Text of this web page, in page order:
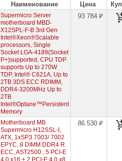
Наименование Цена
Supermicro Server
motherboard MBD-
X12SPL-F-B 3rd Gen
Intel®Xeon®Scalable
processors, Single
Socket LGA-4189(Socket
P+)supported, CPU TDP
supports Up to 270W
TDP, Intel® C621A, Up to
2TB 3DS ECC RDIMM,
DDR4-3200MHz Up to
2TB
Intel®Optane™Persistent
Memory
93 784 ₽
Motherboard MB
Supermicro H12SSL-I,
ATX, 1xSP3 7003/ 7002
EPYC, 8 DIMM DDR4 R
ECC, AST2500 , 5 PCI-E
4.0 x16 + 2 PCI-E 4.0 x8,
86 530 ₽